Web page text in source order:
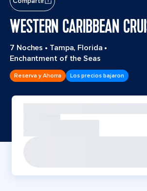
WESTERN CARIBBEAN
7 Noches • Tampa, Florida •
Enchantment of the Seas
Reserva y Ahorra Los precios bajaron